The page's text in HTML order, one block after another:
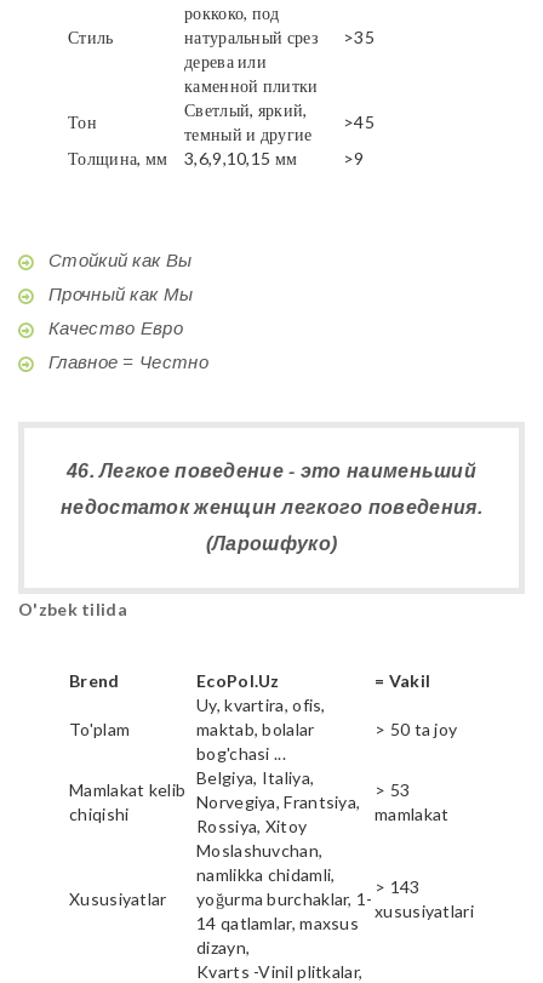
Стиль
роккоко, под
натуральный срез
дерева или
каменной плитки
>35
Тон
Светлый, яркий,
темный и другие
>45
Толщина, мм
3,6,9,10,15 мм >9
Стойкий как Вы
Прочный как Мы
Качество Евро
Главное = Честно
46. Легкое поведение - это наименьший
недостаток женщин легкого поведения.
(Ларошфуко)
O'zbek tilida
Brend EcoPol.Uz = Vakil
To'plam
Uy, kvartira, ofis,
maktab, bolalar
bog'chasi ...
> 50 ta joy
Mamlakat kelib
chiqishi
Belgiya, Italiya,
Norvegiya, Frantsiya,
Rossiya, Xitoy
> 53
mamlakat
Xususiyatlar
Moslashuvchan,
namlikka chidamli,
yoğurma burchaklar, 1-
14 qatlamlar, maxsus
dizayn,
> 143
xususiyatlari
Kvarts -Vinil plitkalar,